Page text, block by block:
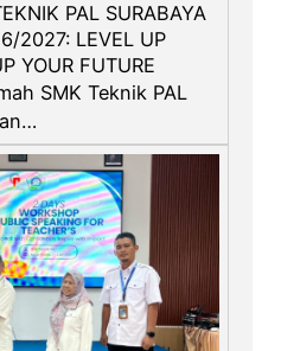
PAL SURABAYA
2027: LEVEL UP
YOUR FUTURE
SMK Teknik PAL